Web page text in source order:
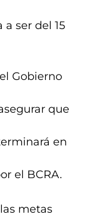
a ser del 15
Gobierno
que
en
el BCRA.
metas